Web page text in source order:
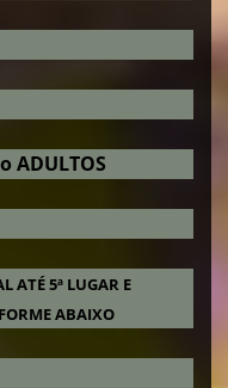
ADULTOS
ATÉ 5ª LUGAR E
ABAIXO